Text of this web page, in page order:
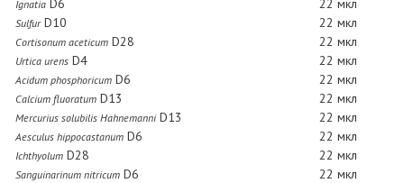
Ignatia D6 22 мкл
SulfurD10 22 мкл
Cortisonum aceticum D28 22 мкл
Urtica urens D4 22 мкл
Acidum phosphoricum D6 22 мкл
Calcium fluoratum D13 22 мкл
Mercurius solubilis HahnemanniD13 22 мкл
Aesculus hippocastanum D6 22 мкл
Ichthyolum D28 22 мкл
Sanguinarinum nitricum D6 22 мкл